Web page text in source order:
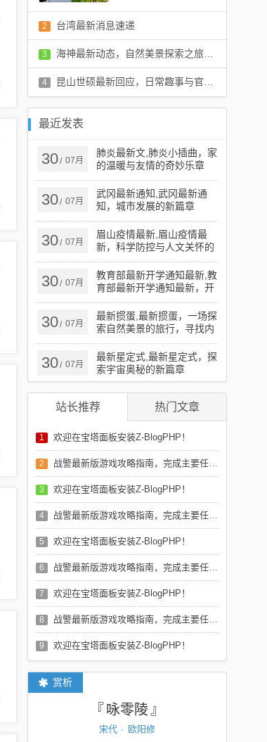
2 台湾最新消息速递
评论：12 条
3 海神最新动态，自然美景探索之旅邀请启航
评论：9 条
4 昆山世硕最新回应，日常趣事与官方更新揭秘
最近发表
30/ 07月
肺炎最新文,肺炎小插曲，家
的温暖与友情的奇妙乐章
30/ 07月
武冈最新通知,武冈最新通
知，城市发展的新篇章
30/ 07月
眉山疫情最新,眉山疫情最
新，科学防控与人文关怀的
平衡之道
30/ 07月
教育部最新开学通知最新,教
育部最新开学通知最新，开
启学习新篇章，拥抱自信与
成就
30/ 07月
最新掼蛋,最新掼蛋，一场探
索自然美景的旅行，寻找内
心的宁静
30/ 07月
最新星定式,最新星定式，探
索宇宙奥秘的新篇章
站长推荐 热门文章
1 欢迎在宝塔面板安装Z-BlogPHP！
2 战警最新版游戏攻略指南，完成主要任务攻略及游戏指南
3 欢迎在宝塔面板安装Z-BlogPHP！
4 战警最新版游戏攻略指南，完成主要任务攻略及游戏指南
5 欢迎在宝塔面板安装Z-BlogPHP！
6 战警最新版游戏攻略指南，完成主要任务攻略及游戏指南
7 欢迎在宝塔面板安装Z-BlogPHP！
8 战警最新版游戏攻略指南，完成主要任务攻略及游戏指南
9 欢迎在宝塔面板安装Z-BlogPHP！
赏析
咏零陵
宋代 · 欧阳修